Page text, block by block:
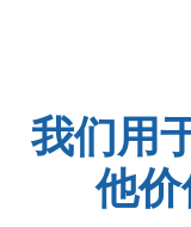
我们用
他